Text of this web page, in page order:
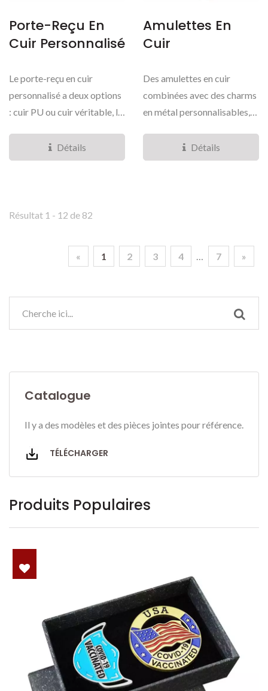
Porte-Reçu En
Cuir Personnalisé
Le porte-reçu en cuir
personnalisé a deux options
: cuir PU ou cuir véritable, la
Détails
Amulettes En
Cuir
Des amulettes en cuir
combinées avec des charms
en métal personnalisables,
Détails
Résultat 1 - 12 de 82
« 1 2 3 4 … 7 »
Catalogue
Il y a des modèles et des pièces jointes pour référence.
TÉLÉCHARGER
Produits Populaires